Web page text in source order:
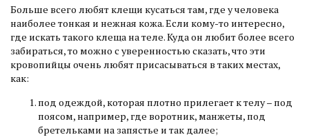
Больше всего любят клещи кусаться там, где у человека
наиболее тонкая и нежная кожа. Если кому-то интересно,
где искать такого клеща на теле. Куда он любит более всего
забираться, то можно с уверенностью сказать, что эти
кровопийцы очень любят присасываться в таких местах,
как:
под одеждой, которая плотно прилегает к телу – под
поясом, например, где воротник, манжеты, под
бретельками на запястье и так далее;